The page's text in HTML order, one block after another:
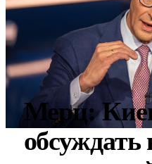
Мерц:
обсуждать